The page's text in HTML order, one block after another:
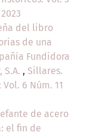
del libro
de una
Fundidora
, Sillares.
6 Núm. 11
de acero
el fin de